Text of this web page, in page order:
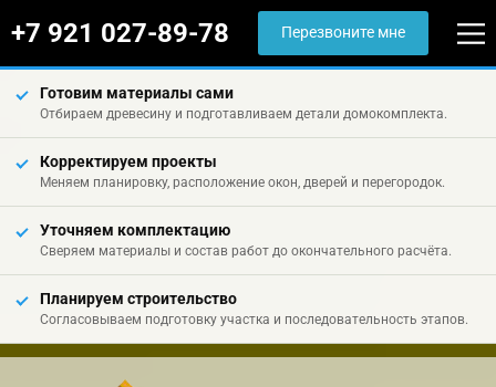
+7 921 027-89-78 Перезвоните мне
Готовим материалы сами
Отбираем древесину и подготавливаем детали домокомплекта.
Корректируем проекты
Меняем планировку, расположение окон, дверей и перегородок.
Уточняем комплектацию
Сверяем материалы и состав работ до окончательного расчёта.
Планируем строительство
Согласовываем подготовку участка и последовательность этапов.